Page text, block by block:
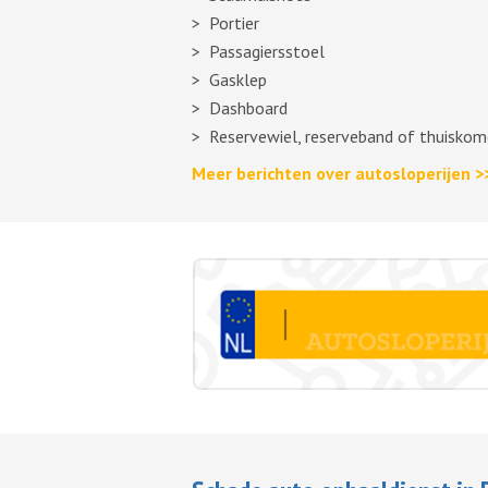
Portier
Passagiersstoel
Gasklep
Dashboard
Reservewiel, reserveband of
Meer berichten over autosloperijen